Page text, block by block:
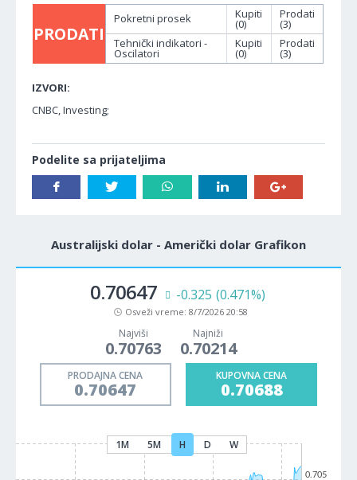
PRODATI
Pokretni prosek Kupiti
(0)
Prodati
(3)
Tehnički indikatori -
Oscilatori
Kupiti
(0)
Prodati
(3)
IZVORI:
CNBC, Investing;
Podelite sa prijateljima
Australijski dolar - Američki dolar Grafikon
0.70647 -0.325 (0.471%)
Osveži vreme: 8/7/2026 20:58
Najviši
0.70763
Najniži
0.70214
PRODAJNA CENA
0.70647
KUPOVNA CENA
0.70688
1M 5M H D W
0.705